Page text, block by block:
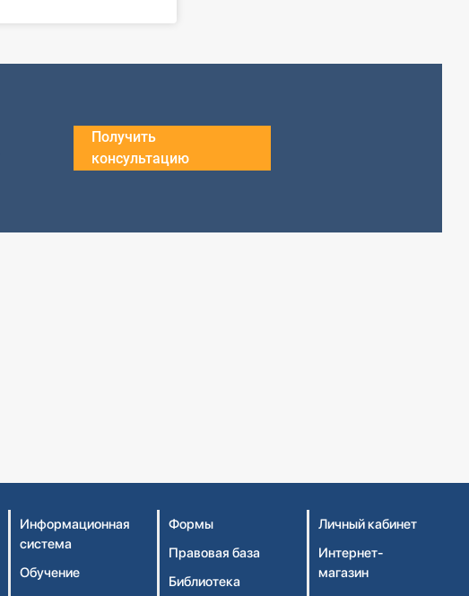
Получить
консультацию
Информационная
система
Обучение
Формы
Правовая база
Библиотека
Личный кабинет
Интернет-
магазин